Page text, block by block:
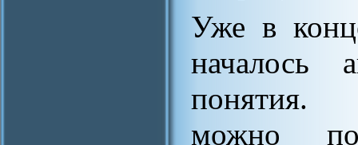
Уже в
началось
понятия.
можно